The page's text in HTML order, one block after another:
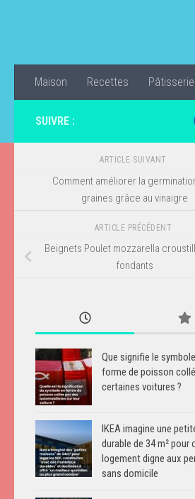
Maison Recettes
SUIVRE :
ARTICLE SUIVANT
Comment améliorer la
graines grâce au vinaigre
ARTICLE PRÉCÉDENT
Beignets Poulet mozzarella
fondants
Que signifie le
forme de poisson
certaines voitures ?
IKEA imagine une
durable de 34 m² pour
logement digne aux
sans domicile